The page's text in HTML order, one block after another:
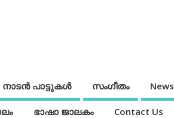
നാടന്‍ പാട്ടുകള്‍ സംഗീതം News
ഭാഷാ ജാലകം Contact Us